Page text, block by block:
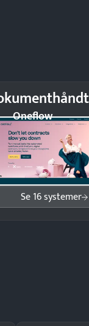
Oneflow
kontrakter til
og mist
Se 16 systemer